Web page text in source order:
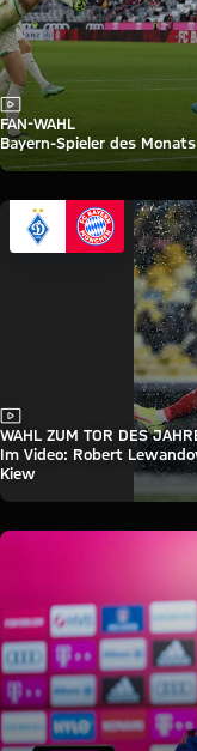
Video
FAN-WAHL
Bayern-Spieler des
Video
WAHL ZUM TOR DES
Im Video: Robert
Kiew